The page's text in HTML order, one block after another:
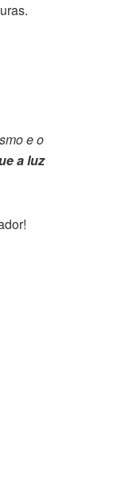
e o
a luz